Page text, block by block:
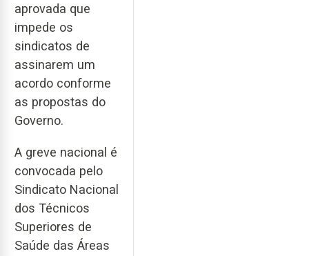
aprovada que
impede os
sindicatos de
assinarem um
acordo conforme
as propostas do
Governo.
A greve nacional é
convocada pelo
Sindicato Nacional
dos Técnicos
Superiores de
Saúde das Áreas